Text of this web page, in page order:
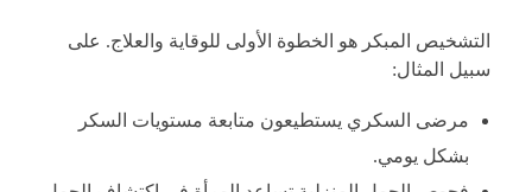
التشخيص المبكر هو الخطوة الأولى للوقاية والعلاج. على
سبيل المثال:
مرضى السكري يستطيعون متابعة مستويات السكر
بشكل يومي.